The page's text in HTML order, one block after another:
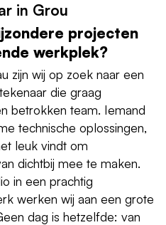
in Grou
projecten
werkplek?
zijn wij op zoek naar een
die graag
betrokken team. Iemand
technische oplossingen,
leuk vindt om
dichtbij mee te maken.
in een prachtig
werken wij aan een grote
dag is hetzelfde: van